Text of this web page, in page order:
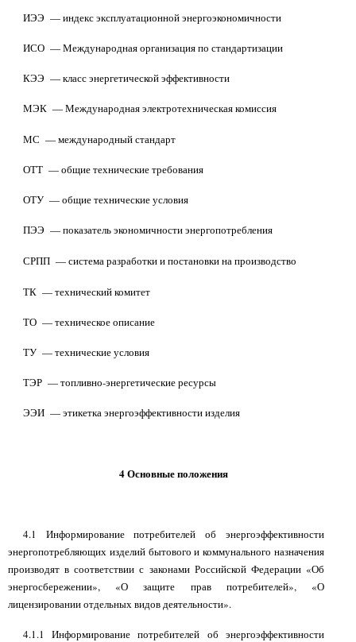
ИЭЭ — индекс эксплуатационной энергоэкономичности
ИСО — Международная организация по стандартизации
КЭЭ — класс энергетической эффективности
МЭК — Международная электротехническая комиссия
МС — международный стандарт
ОТТ — общие технические требования
ОТУ — общие технические условия
ПЭЭ — показатель экономичности энергопотребления
СРПП — система разработки и постановки на производство
ТК — технический комитет
ТО — техническое описание
ТУ — технические условия
ТЭР — топливно-энергетические ресурсы
ЭЭИ — этикетка энергоэффективности изделия
4 Основные положения
4.1 Информирование потребителей об энергоэффективности
энергопотребляющих изделий бытового и коммунального назначения
производят в соответствии с законами Российской Федерации «Об
энергосбережении», «О защите прав потребителей», «О
лицензировании отдельных видов деятельности».
4.1.1 Информирование потребителей об энергоэффективности